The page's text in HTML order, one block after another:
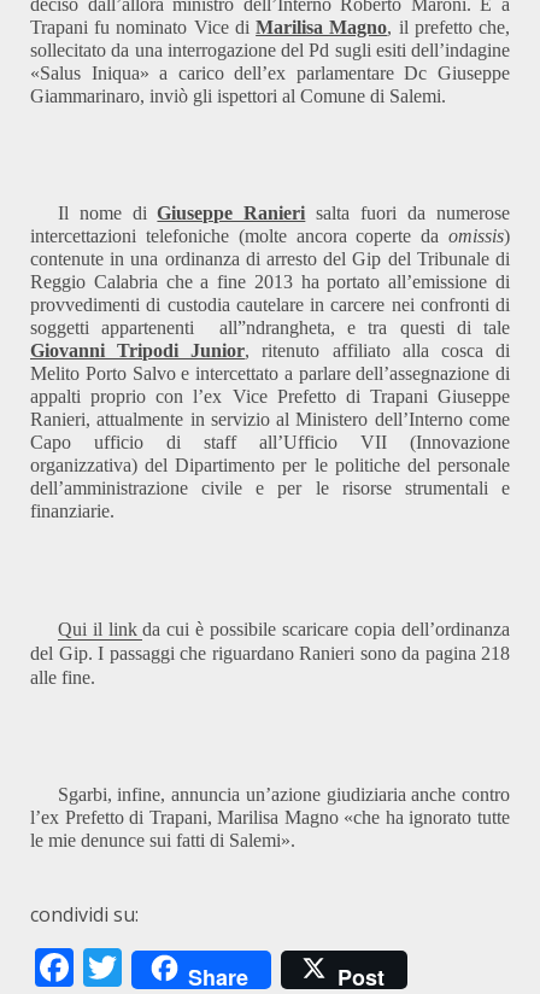
deciso dall’allora ministro dell’Interno Roberto Maroni. E a
Trapani fu nominato Vice diMarilisa Magno, il prefetto che,
sollecitato da una interrogazione del Pd sugli esiti dell’indagine
«Salus Iniqua» a carico dell’ex parlamentare Dc Giuseppe
Giammarinaro, inviò gli ispettori al Comune di Salemi.
Il nome diGiuseppe Ranieri salta fuori da numerose
intercettazioni telefoniche (molte ancora coperte da omissis)
contenute in una ordinanza di arresto del Gip del Tribunale di
Reggio Calabria che a fine 2013 ha portato all’emissione di
provvedimenti di custodia cautelare in carcere nei confronti di
soggetti appartenenti all”ndrangheta, e tra questi di tale
Giovanni Tripodi Junior, ritenuto affiliato alla cosca di
Melito Porto Salvo e intercettato a parlare dell’assegnazione di
appalti proprio con l’ex Vice Prefetto di Trapani Giuseppe
Ranieri, attualmente in servizio al Ministero dell’Interno come
Capo ufficio di staff all’Ufficio VII (Innovazione
organizzativa) del Dipartimento per le politiche del personale
dell’amministrazione civile e per le risorse strumentali e
finanziarie.
Qui il linkda cui è possibile scaricare copia dell’ordinanza
del Gip. I passaggi che riguardano Ranieri sono da pagina 218
alle fine.
Sgarbi, infine, annuncia un’azione giudiziaria anche contro
l’ex Prefetto di Trapani, Marilisa Magno «che ha ignorato tutte
le mie denunce sui fatti di Salemi».
condividi su:
Facebook
Twitter
Share Post